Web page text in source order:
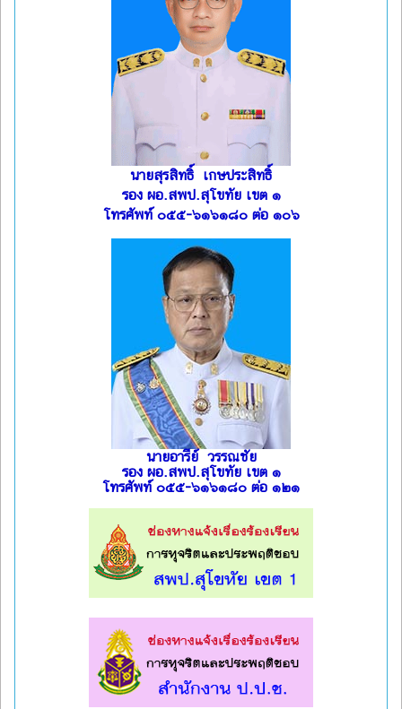
นายสุรสิทธิ์ เกษประสิทธิ์
รอง ผอ.สพป.สุโขทัย เขต ๑
โทรศัพท์ ๐๕๕-๖๑๖๑๘๐ ต่อ ๑๐๖
นายอารีย์ วรรณชัย
รอง ผอ.สพป.สุโขทัย เขต ๑
โทรศัพท์ ๐๕๕-๖๑๖๑๘๐ ต่อ ๑๒๑